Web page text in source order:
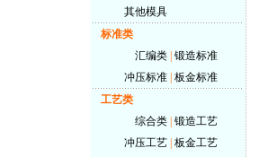
其他模具
标准类
汇编类 锻造标准
冲压标准 板金标准
工艺类
综合类 锻造工艺
冲压工艺 板金工艺